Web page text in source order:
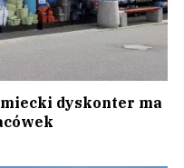
dyskonter ma